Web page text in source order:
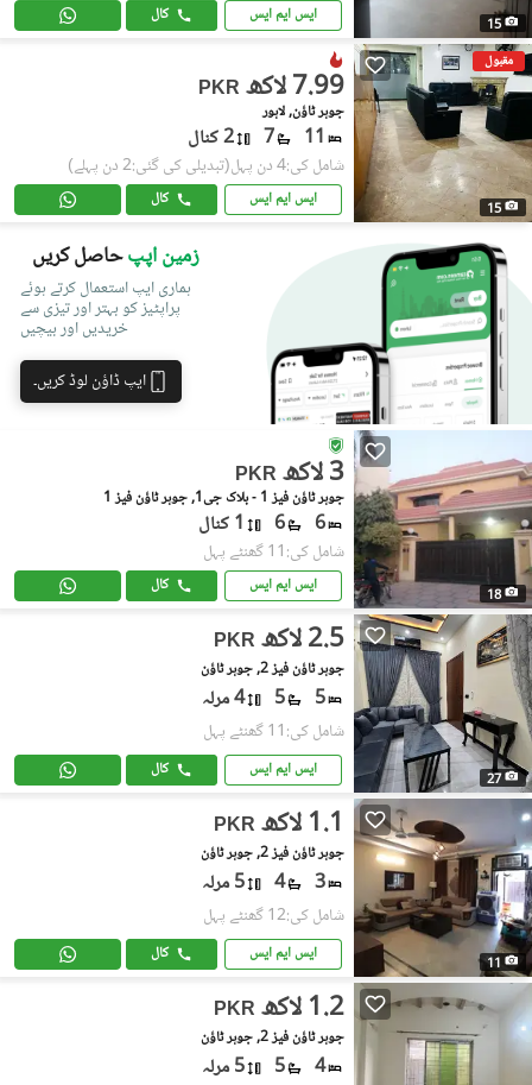
15 ایس ایم ایس کال
مقبول
15
PKR 7.99 لاکھ
جوہر ٹاؤن, لاہور
11
7 2 کنال
شامل کی:4 دن پہل (تبدیلی کی گئی:2 دن پہلے)
ایس ایم ایس کال
زمین اپپحاصل کریں
ہماری ایپ استعمال کرتے ہوئے
پراپٹیز کو بہتر اور تیزی سے
خریدیں اور بیچیں
ایپ ڈاؤن لوڈ کریں۔
18
PKR 3 لاکھ
جوہر ٹاؤن فیز 1 - بلاک جی1, جوہر ٹاؤن فیز 1
6
6 1 کنال
شامل کی:11 گھنٹے پہل
ایس ایم ایس کال
27
PKR 2.5 لاکھ
جوہر ٹاؤن فیز 2, جوہر ٹاؤن
5
5 4 مرلہ
شامل کی:11 گھنٹے پہل
ایس ایم ایس کال
11
PKR 1.1 لاکھ
جوہر ٹاؤن فیز 2, جوہر ٹاؤن
3
4 5 مرلہ
شامل کی:12 گھنٹے پہل
ایس ایم ایس کال
PKR 1.2 لاکھ
جوہر ٹاؤن فیز 2, جوہر ٹاؤن
4
5 5 مرلہ